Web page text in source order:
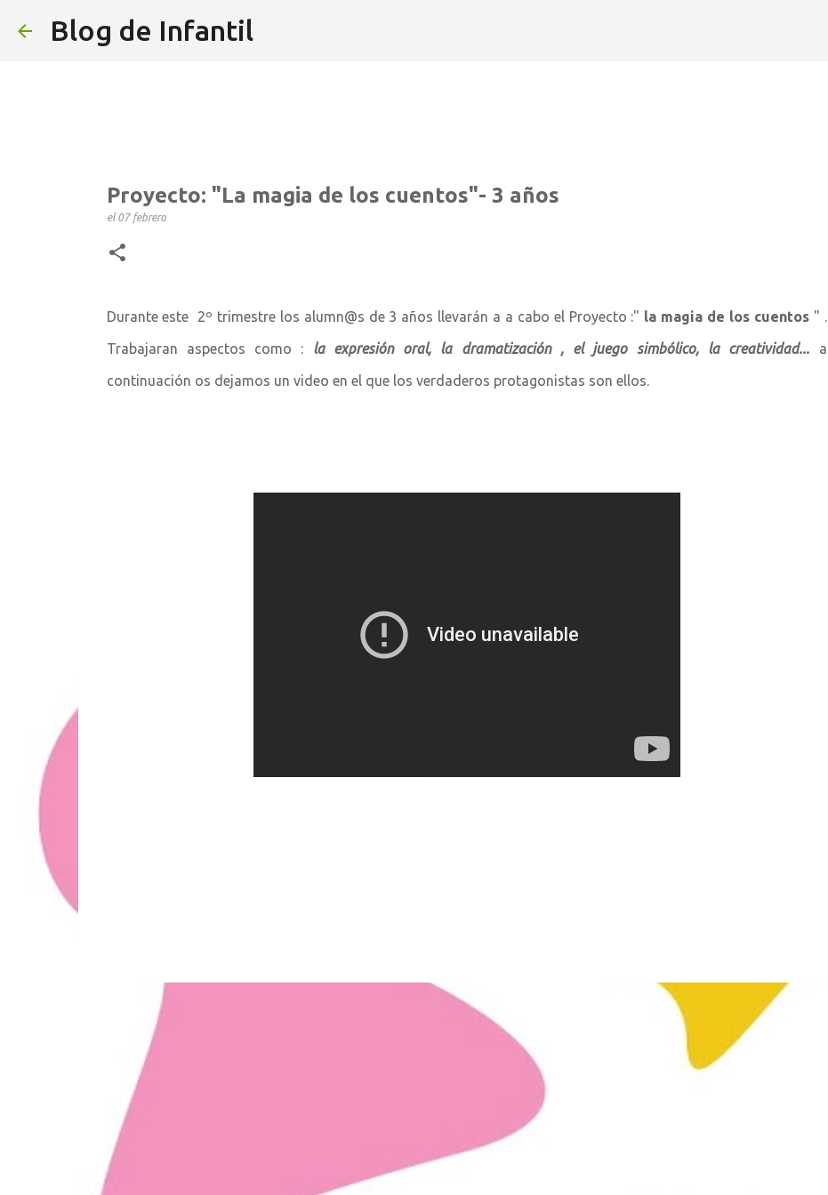
Blog de Infantil
Proyecto: "La magia de los cuentos"- 3 años
el 07 febrero
Durante este 2º trimestre los alumn@s de 3 años llevarán a a cabo el Proyecto :" la magia de los cuentos" .
Trabajaran aspectos como : la expresión oral, la dramatización , el juego simbólico, la creatividad... a
continuación os dejamos un video en el que los verdaderos protagonistas son ellos.